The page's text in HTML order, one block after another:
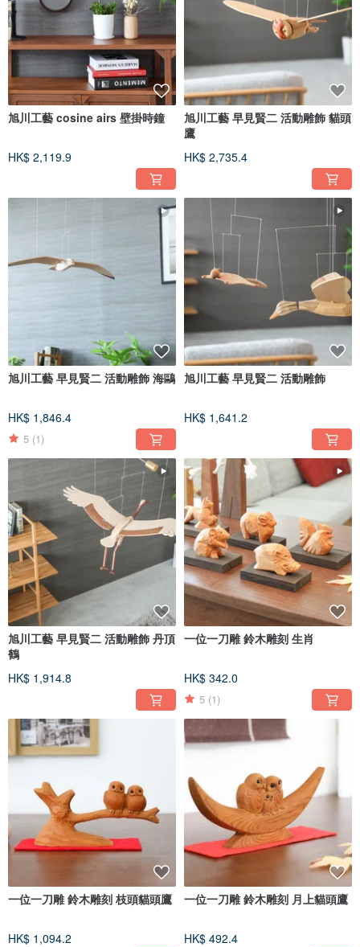
【MUKU工房】
北廊股份有限公司
公司負責人：永原 大介
公司地址：北海道旭川市永山北3条6丁目3-22
營業時間：週一至週五 日本時間 9:30～17:00
例假日：週六・週日・日本國定假日
旭川工藝 cosine airs 壁掛時鐘
HK$ 2,119.9
旭川工藝 早見賢二 活動雕飾 貓頭
鷹
HK$ 2,735.4
旭川工藝 早見賢二 活動雕飾 海鷗
HK$ 1,846.4
5 (1)
旭川工藝 早見賢二 活動雕飾
HK$ 1,641.2
旭川工藝 早見賢二 活動雕飾 丹頂
鶴
HK$ 1,914.8
一位一刀雕 鈴木雕刻 生肖
HK$ 342.0
5 (1)
一位一刀雕 鈴木雕刻 枝頭貓頭鷹
HK$ 1,094.2
一位一刀雕 鈴木雕刻 月上貓頭鷹
HK$ 492.4